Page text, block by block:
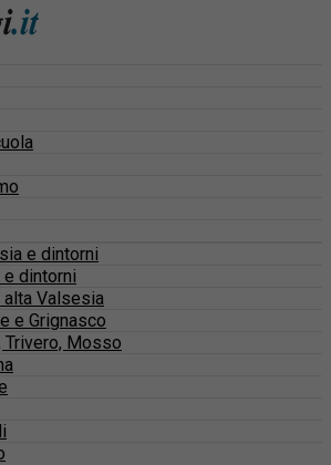
e dintorni
e dintorni
alta Valsesia
e Grignasco
Trivero, Mosso